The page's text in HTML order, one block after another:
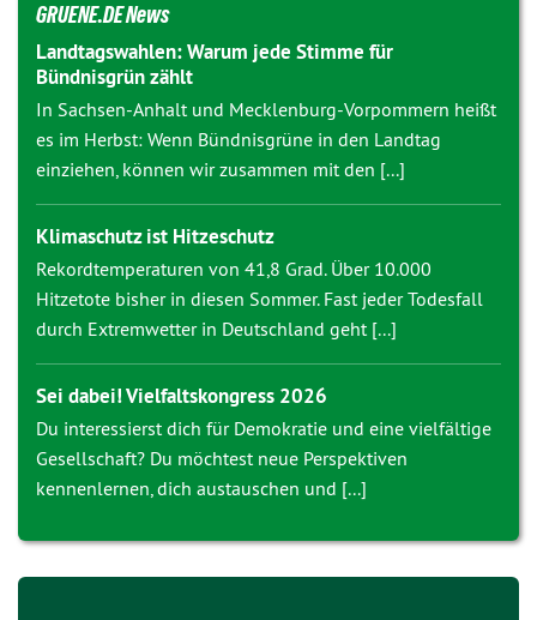
GRUENE.DE News
Landtagswahlen: Warum jede Stimme für
Bündnisgrün zählt
In Sachsen-Anhalt und Mecklenburg-Vorpommern heißt
es im Herbst: Wenn Bündnisgrüne in den Landtag
einziehen, können wir zusammen mit den [...]
Klimaschutz ist Hitzeschutz
Rekordtemperaturen von 41,8 Grad. Über 10.000
Hitzetote bisher in diesen Sommer. Fast jeder Todesfall
durch Extremwetter in Deutschland geht [...]
Sei dabei! Vielfaltskongress 2026
Du interessierst dich für Demokratie und eine vielfältige
Gesellschaft? Du möchtest neue Perspektiven
kennenlernen, dich austauschen und [...]